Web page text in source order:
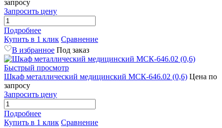
запросу
Запросить цену
Подробнее
Купить в 1 клик Сравнение
В избранное Под заказ
Быстрый просмотр
Шкаф металлический медицинский МСК-646.02 (0,6) Цена по
запросу
Запросить цену
Подробнее
Купить в 1 клик Сравнение